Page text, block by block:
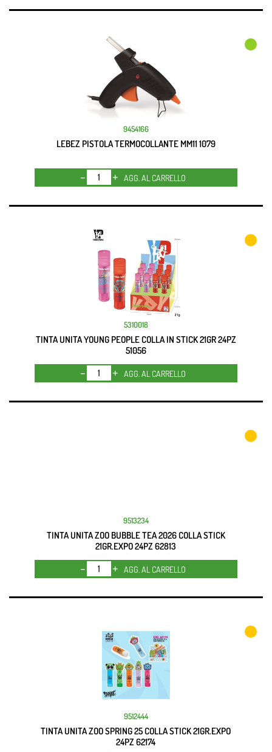
9454166
LEBEZ PISTOLA TERMOCOLLANTE MM11 1079
Quantità
AGG. AL CARRELLO
5310018
TINTA UNITA YOUNG PEOPLE COLLA IN STICK 21GR 24PZ
51056
Quantità
AGG. AL CARRELLO
9513234
TINTA UNITA ZOO BUBBLE TEA 2026 COLLA STICK
21GR.EXPO 24PZ 62813
Quantità
AGG. AL CARRELLO
9512444
TINTA UNITA ZOO SPRING 25 COLLA STICK 21GR.EXPO
24PZ 62174